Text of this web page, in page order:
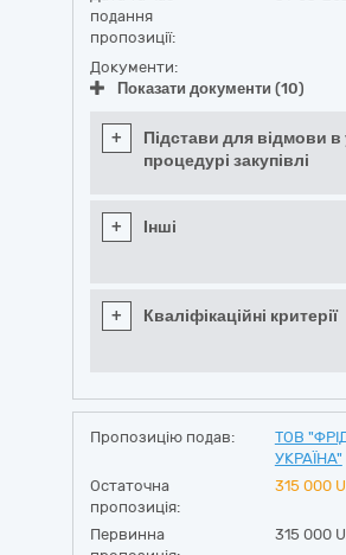
подання
пропозиції:
Документи:
Показати документи (10)
+
Підстави для відмови в
процедурі закупівлі
+ Інші
+ Кваліфікаційні критерії
Пропозицію подав:
ТОВ
УКРАЇНА"
Остаточна
пропозиція:
315 000
Первинна
315 000